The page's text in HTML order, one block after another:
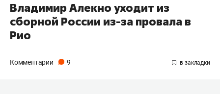
Владимир Алекно уходит из
сборной России из-за провала в
Рио
Комментарии 9